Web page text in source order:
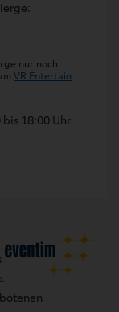
nur noch
VR Entertain
18:00 Uhr